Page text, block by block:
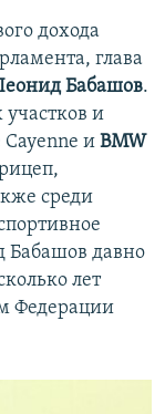
дохода
глава
Бабашов.
и
и BMW
среди
Бабашов давно
лет
Федерации